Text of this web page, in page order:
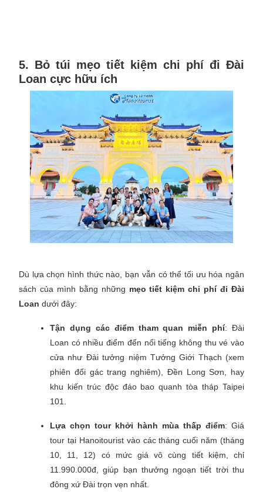
5. Bỏ túi mẹo tiết kiệm chi phí đi Đài
Loan cực hữu ích
Dù lựa chọn hình thức nào, bạn vẫn có thể tối ưu hóa ngân
sách của mình bằng những mẹo tiết kiệm chi phí đi Đài
Loan dưới đây:
Tận dụng các điểm tham quan miễn phí: Đài
Loan có nhiều điểm đến nổi tiếng không thu vé vào
cửa như Đài tưởng niệm Tưởng Giới Thạch (xem
phiên đổi gác trang nghiêm), Đền Long Sơn, hay
khu kiến trúc độc đáo bao quanh tòa tháp Taipei
101.
Lựa chọn tour khởi hành mùa thấp điểm: Giá
tour tại Hanoitourist vào các tháng cuối năm (tháng
10, 11, 12) có mức giá vô cùng tiết kiệm, chỉ
11.990.000đ, giúp bạn thưởng ngoạn tiết trời thu
đông xứ Đài trọn vẹn nhất.